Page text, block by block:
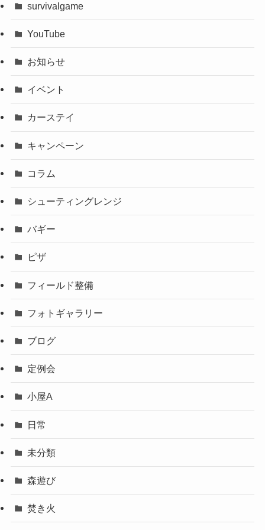
survivalgame
YouTube
お知らせ
イベント
カーステイ
キャンペーン
コラム
シューティングレンジ
バギー
ピザ
フィールド整備
フォトギャラリー
ブログ
定例会
小屋A
日常
未分類
森遊び
焚き火